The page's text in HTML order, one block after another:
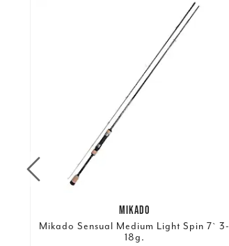
MIKADO
Mikado Sensual Medium Light Spin 7` 3-
18g.